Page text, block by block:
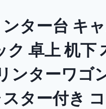
ター台 キ
ク 卓上 机下
ンターワゴ
ター付き